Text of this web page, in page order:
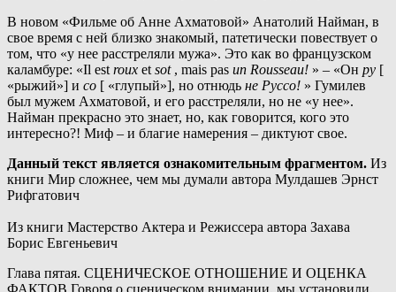
В новом «Фильме об Анне Ахматовой» Анатолий Найман, в
свое время с ней близко знакомый, патетически повествует о
том, что «у нее расстреляли мужа». Это как во французском
каламбуре: «Il est roux et sot , mais pas un Rousseau! » – «Он ру [
«рыжий»] и со [ «глупый»], но отнюдь не Руссо! » Гумилев
был мужем Ахматовой, и его расстреляли, но не «у нее».
Найман прекрасно это знает, но, как говорится, кого это
интересно?! Миф – и благие намерения – диктуют свое.
Данный текст является ознакомительным фрагментом. Из
книги Мир сложнее, чем мы думали автора Мулдашев Эрнст
Рифгатович
Из книги Мастерство Актера и Режиссера автора Захава
Борис Евгеньевич
Глава пятая. СЦЕНИЧЕСКОЕ ОТНОШЕНИЕ И ОЦЕНКА